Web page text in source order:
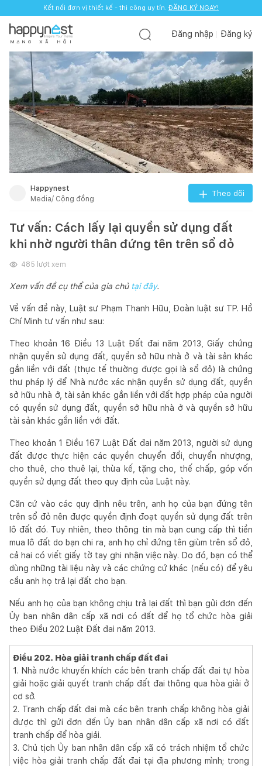
Kết nối đơn vị thiết kế - thi công uy tín. ĐĂNG KÝ NGAY!
M Ạ N G X Ã H Ộ I
Đăng nhập Đăng ký
Happynest
Media/ Cộng đồng
Theo dõi
Tư vấn: Cách lấy lại quyền sử dụng đất
khi nhờ người thân đứng tên trên sổ đỏ
485 lượt xem
Xem vấn đề cụ thể của gia chủ tại đây.
Về vấn đề này, Luật sư Phạm Thanh Hữu, Đoàn luật sư TP. Hồ
Chí Minh tư vấn như sau:
Theo khoản 16 Điều 13 Luật Đất đai năm 2013, Giấy chứng
nhận quyền sử dụng đất, quyền sở hữu nhà ở và tài sản khác
gắn liền với đất (thực tế thường được gọi là sổ đỏ) là chứng
thư pháp lý để Nhà nước xác nhận quyền sử dụng đất, quyền
sở hữu nhà ở, tài sản khác gắn liền với đất hợp pháp của người
có quyền sử dụng đất, quyền sở hữu nhà ở và quyền sở hữu
tài sản khác gắn liền với đất.
Theo khoản 1 Điều 167 Luật Đất đai năm 2013, người sử dụng
đất được thực hiện các quyền chuyển đổi, chuyển nhượng,
cho thuê, cho thuê lại, thừa kế, tặng cho, thế chấp, góp vốn
quyền sử dụng đất theo quy định của Luật này.
Căn cứ vào các quy định nêu trên, anh họ của bạn đứng tên
trên sổ đỏ nên được quyền định đoạt quyền sử dụng đất trên
lô đất đó. Tuy nhiên, theo thông tin mà bạn cung cấp thì tiền
mua lô đất do bạn chi ra, anh họ chỉ đứng tên giùm trên sổ đỏ,
cả hai có viết giấy tờ tay ghi nhận việc này. Do đó, bạn có thể
dùng những tài liệu này và các chứng cứ khác (nếu có) để yêu
cầu anh họ trả lại đất cho bạn.
Nếu anh họ của bạn không chịu trả lại đất thì bạn gửi đơn đến
Ủy ban nhân dân cấp xã nơi có đất để họ tổ chức hòa giải
theo Điều 202 Luật Đất đai năm 2013.
Điều 202. Hòa giải tranh chấp đất đai
1. Nhà nước khuyến khích các bên tranh chấp đất đai tự hòa
giải hoặc giải quyết tranh chấp đất đai thông qua hòa giải ở
cơ sở.
2. Tranh chấp đất đai mà các bên tranh chấp không hòa giải
được thì gửi đơn đến Ủy ban nhân dân cấp xã nơi có đất
tranh chấp để hòa giải.
3. Chủ tịch Ủy ban nhân dân cấp xã có trách nhiệm tổ chức
việc hòa giải tranh chấp đất đai tại địa phương mình; trong